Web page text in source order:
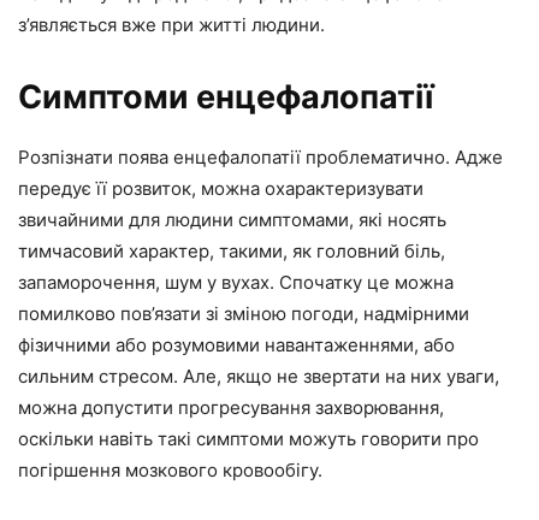
з’являється вже при житті людини.
Симптоми енцефалопатії
Розпізнати поява енцефалопатії проблематично. Адже
передує її розвиток, можна охарактеризувати
звичайними для людини симптомами, які носять
тимчасовий характер, такими, як головний біль,
запаморочення, шум у вухах. Спочатку це можна
помилково пов’язати зі зміною погоди, надмірними
фізичними або розумовими навантаженнями, або
сильним стресом. Але, якщо не звертати на них уваги,
можна допустити прогресування захворювання,
оскільки навіть такі симптоми можуть говорити про
погіршення мозкового кровообігу.